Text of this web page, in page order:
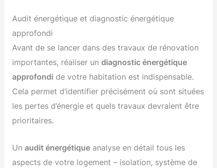
Audit énergétique et diagnostic énergétique
approfondi
Avant de se lancer dans des travaux de rénovation
importantes, réaliser undiagnostic énergétique
approfondi de votre habitation est indispensable.
Cela permet d’identifier précisément où sont situées
les pertes d’énergie et quels travaux devraient être
prioritaires.
Unaudit énergétique analyse en détail tous les
aspects de votre logement – isolation, système de